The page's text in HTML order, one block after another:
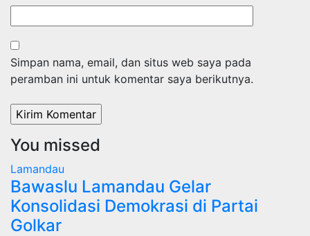
Simpan nama, email, dan situs web saya pada
peramban ini untuk komentar saya berikutnya.
You missed
Lamandau
Bawaslu Lamandau Gelar
Konsolidasi Demokrasi di Partai
Golkar